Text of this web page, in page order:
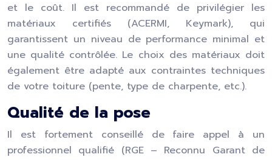
et le coût. Il est recommandé de privilégier les
matériaux certifiés (ACERMI, Keymark), qui
garantissent un niveau de performance minimal et
une qualité contrôlée. Le choix des matériaux doit
également être adapté aux contraintes techniques
de votre toiture (pente, type de charpente, etc.).
Qualité de la pose
Il est fortement conseillé de faire appel à un
professionnel qualifié (RGE – Reconnu Garant de